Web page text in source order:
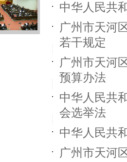
中华人民共
广州市天河
若干规定
广州市天河
预算办法
中华人民共
会选举法
中华人民共
广州市天河